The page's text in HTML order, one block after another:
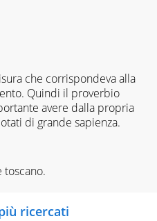
che corrispondeva alla
Quindi il proverbio
avere dalla propria
di grande sapienza.
ricercati